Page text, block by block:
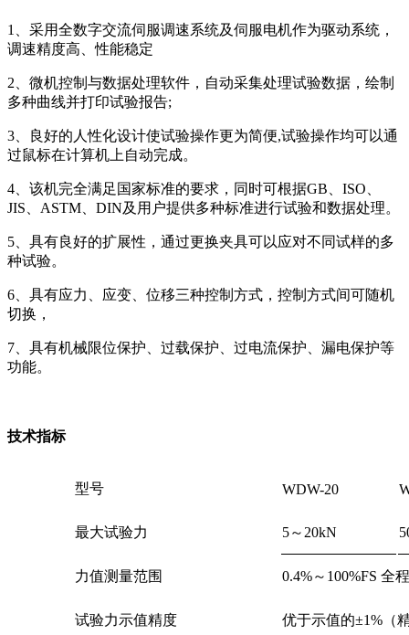
1、采用全数字交流伺服调速系统及伺服电机作为驱动系统，
调速精度高、性能稳定
2、微机控制与数据处理软件，自动采集处理试验数据，绘制
多种曲线并打印试验报告;
3、良好的人性化设计使试验操作更为简便,试验操作均可以通
过鼠标在计算机上自动完成。
4、该机完全满足国家标准的要求，同时可根据GB、ISO、
JIS、ASTM、DIN及用户提供多种标准进行试验和数据处理。
5、具有良好的扩展性，通过更换夹具可以应对不同试样的多
种试验。
6、具有应力、应变、位移三种控制方式，控制方式间可随机
切换，
7、具有机械限位保护、过载保护、过电流保护、漏电保护等
功能。
技术指标
型号 WDW-20
最大试验力 5～20kN
力值测量范围 0.4%～100%FS 全
试验力示值精度 优于示值的±1%（